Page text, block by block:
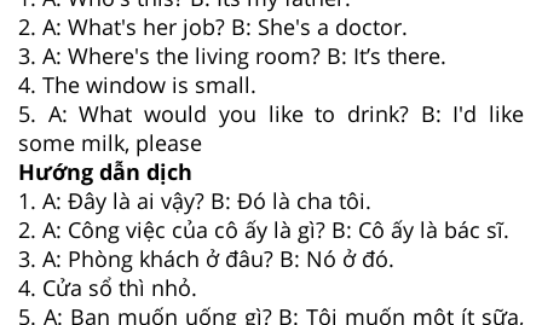
2. A: What's her job? B: She's a doctor.
3. A: Where's the living room? B: It’s there.
4. The window is small.
5. A: What would you like to drink? B: I'd like
some milk, please
Hướng dẫn dịch
1. A: Đây là ai vậy? B: Đó là cha tôi.
2. A: Công việc của cô ấy là gì? B: Cô ấy là bác sĩ.
3. A: Phòng khách ở đâu? B: Nó ở đó.
4. Cửa sổ thì nhỏ.
5. A: Bạn muốn uống gì? B: Tôi muốn một ít sữa,